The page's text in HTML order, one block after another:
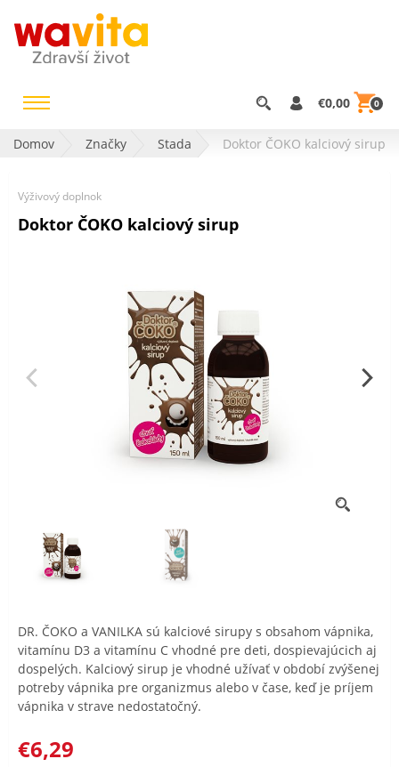
€0,00 0
Domov Značky Stada Doktor ČOKO kalciový sirup
Výživový doplnok
Doktor ČOKO kalciový sirup
DR. ČOKO a VANILKA sú kalciové sirupy s obsahom vápnika,
vitamínu D3 a vitamínu C vhodné pre deti, dospievajúcich aj
dospelých. Kalciový sirup je vhodné užívať v období zvýšenej
potreby vápnika pre organizmus alebo v čase, keď je príjem
vápnika v strave nedostatočný.
€6,29